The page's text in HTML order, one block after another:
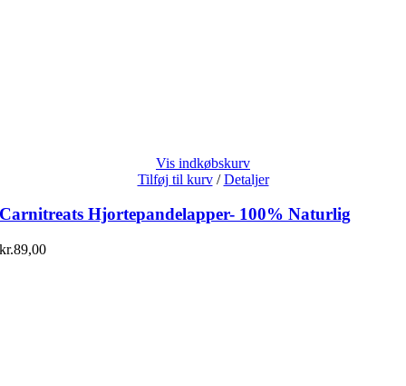
Vis indkøbskurv
Tilføj til kurv / Detaljer
Carnitreats Hjortepandelapper- 100% Naturlig
kr.89,00